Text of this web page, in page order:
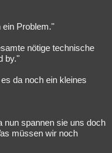
ein Problem."
nötige technische
by."
da noch ein kleines
nun spannen sie uns doch
müssen wir noch